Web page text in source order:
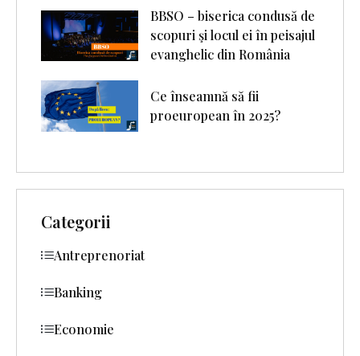
BBSO – biserica condusă de
scopuri şi locul ei în peisajul
evanghelic din România
Ce înseamnă să fii
proeuropean în 2025?
Categorii
Antreprenoriat
Banking
Economie